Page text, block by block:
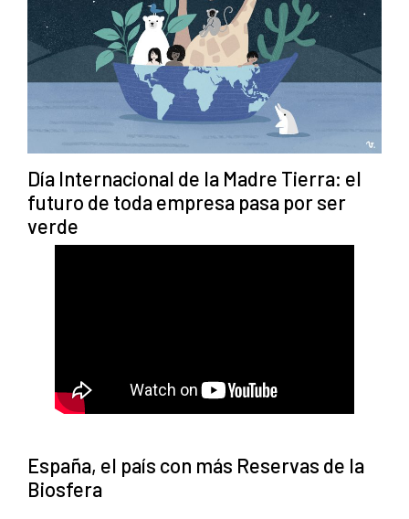
Día Internacional de la Madre Tierra: el
futuro de toda empresa pasa por ser
verde
España, el país con más Reservas de la
Biosfera